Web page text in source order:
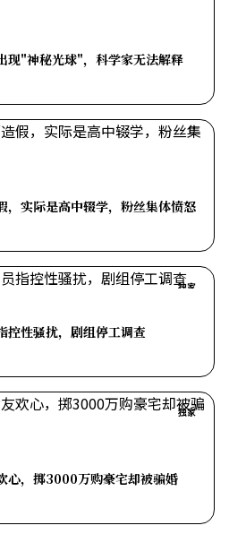
现"神秘光球"，科学家无法解释
，实际是高中辍学，粉丝集体愤怒
独家
控性骚扰，剧组停工调查
独家
心，掷3000万购豪宅却被骗婚